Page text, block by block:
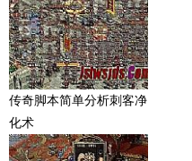
传奇脚本简单分析刺客净
化术